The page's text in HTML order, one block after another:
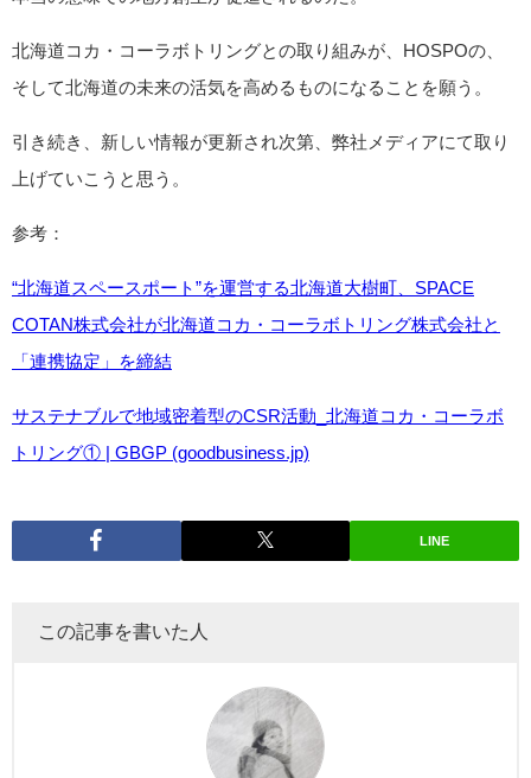
北海道コカ・コーラボトリングとの取り組みが、HOSPOの、
そして北海道の未来の活気を高めるものになることを願う。
引き続き、新しい情報が更新され次第、弊社メディアにて取り
上げていこうと思う。
参考：
“北海道スペースポート”を運営する北海道大樹町、SPACE
COTAN株式会社が北海道コカ・コーラボトリング株式会社と
「連携協定」を締結
サステナブルで地域密着型のCSR活動_北海道コカ・コーラボ
トリング① | GBGP (goodbusiness.jp)
LINE
この記事を書いた人